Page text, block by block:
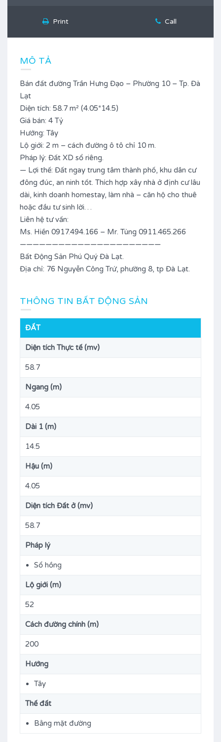
Print Call
MÔ TẢ
Bán đất đường Trần Hưng Đạo – Phường 10 – Tp. Đà
Lạt
Diện tích: 58.7 m² (4.05*14.5)
Giá bán: 4 Tỷ
Hướng: Tây
Lộ giới: 2 m – cách đường ô tô chỉ 10 m.
Pháp lý: Đất XD sổ riêng.
— Lợi thế: Đất ngay trung tâm thành phố, khu dân cư
đông đúc, an ninh tốt. Thích hợp xây nhà ở định cư lâu
dài, kinh doanh homestay, làm nhà – căn hộ cho thuê
hoặc đầu tư sinh lời…
Liên hệ tư vấn:
Ms. Hiền 0917.494.166 – Mr. Tùng 0911.465.266
——————————————————————
Bất Động Sản Phú Quý Đà Lạt.
Địa chỉ: 76 Nguyễn Công Trứ, phường 8, tp Đà Lạt.
THÔNG TIN BẤT ĐỘNG SẢN
ĐẤT
Diện tích Thực tế (mv)
58.7
Ngang (m)
4.05
Dài 1 (m)
14.5
Hậu (m)
4.05
Diện tích Đất ở (mv)
58.7
Pháp lý
Sổ hồng
Lộ giới (m)
52
Cách đường chính (m)
200
Hướng
Tây
Thế đất
Bằng mặt đường